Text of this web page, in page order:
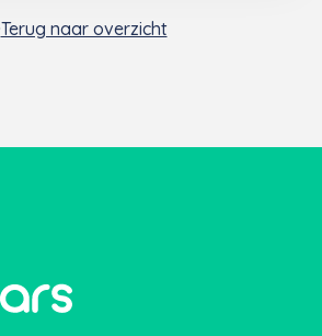
Terug naar overzicht